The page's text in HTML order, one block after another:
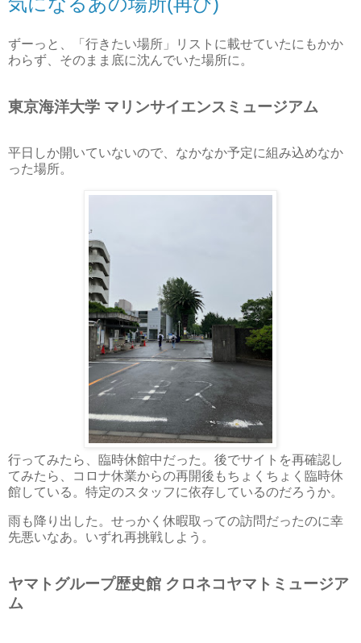
ずーっと、「行きたい場所」リストに載せていたにもかか
わらず、そのまま底に沈んでいた場所に。
東京海洋大学 マリンサイエンスミュージアム
平日しか開いていないので、なかなか予定に組み込めなか
った場所。
行ってみたら、臨時休館中だった。後でサイトを再確認し
てみたら、コロナ休業からの再開後もちょくちょく臨時休
館している。特定のスタッフに依存しているのだろうか。
雨も降り出した。せっかく休暇取っての訪問だったのに幸
先悪いなあ。いずれ再挑戦しよう。
ヤマトグループ歴史館 クロネコヤマトミュージア
ム